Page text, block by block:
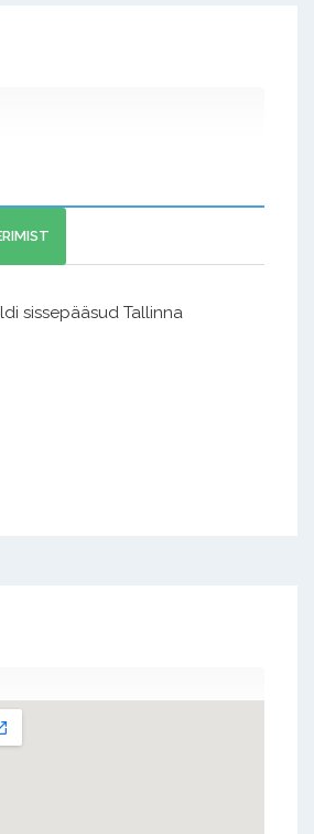
sissepääsud Tallinna